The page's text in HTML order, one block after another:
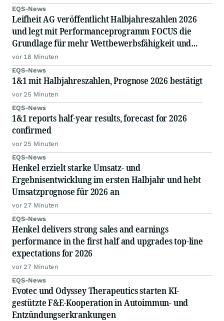
EQS-News
Leifheit AG veröffentlicht Halbjahreszahlen 2026
und legt mit Performanceprogramm FOCUS die
Grundlage für mehr Wettbewerbsfähigkeit und
Ertragskraft
vor 18 Minuten
EQS-News
1&1 mit Halbjahreszahlen, Prognose 2026 bestätigt
vor 25 Minuten
EQS-News
1&1 reports half-year results, forecast for 2026
confirmed
vor 25 Minuten
EQS-News
Henkel erzielt starke Umsatz- und
Ergebnisentwicklung im ersten Halbjahr und hebt
Umsatzprognose für 2026 an
vor 27 Minuten
EQS-News
Henkel delivers strong sales and earnings
performance in the first half and upgrades top-line
expectations for 2026
vor 27 Minuten
EQS-News
Evotec und Odyssey Therapeutics starten KI-
gestützte F&E-Kooperation in Autoimmun- und
Entzündungserkrankungen